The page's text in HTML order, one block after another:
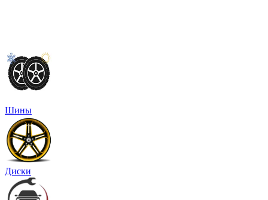
Шины
Диски